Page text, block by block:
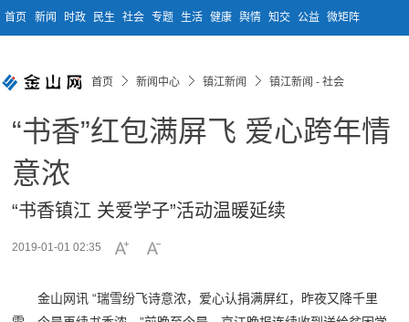
首页 新闻 时政 民生 社会 专题 生活 健康 舆情 知交 公益 微矩阵
首页 新闻中心 镇江新闻 镇江新闻 - 社会
“书香”红包满屏飞 爱心跨年情
意浓
“书香镇江 关爱学子”活动温暖延续
2019-01-01 02:35
金山网讯 “瑞雪纷飞诗意浓，爱心认捐满屏红，昨夜又降千里